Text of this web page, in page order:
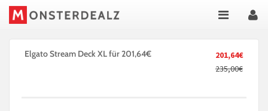
201,64€
235,00€
Elgato Stream Deck XL für 201,64€